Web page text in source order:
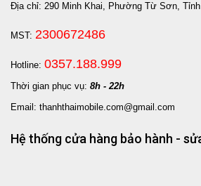
Địa chỉ: 290 Minh Khai, Phường Từ Sơn,
MST: 2300672486
Hotline: 0357.188.999
Thời gian phục vụ: 8h - 22h
Email: thanhthaimobile.com@gmail.com
Hệ thống cửa hàng bảo hành -